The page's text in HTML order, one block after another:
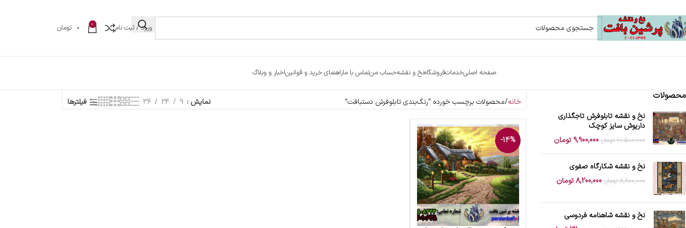
ورود / ثبت نام 0
0 تومان
صفحه اصلیخدماتفروشگاهنخ و نقشهحساب منتماس با ماراهنمای خرید و قوانیناخبار و وبلاگ
محصولات
نخ و نقشه تابلوفرش تاجگذاری
داریوش سایز کوچک
10,500,000 تومان 9,900,000 تومان
نخ و نقشه شکارگاه صفوی
8,800,000 تومان 8,200,000تومان
نخ و نقشه شاهنامه فردوسی
خانه محصولات برچسب خورده “رنگ‌بندی تابلوفرش دستبافت” نمایش 9
24
36 فیلترها
-14%